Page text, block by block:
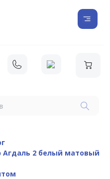
Агдаль 2 белый матовый